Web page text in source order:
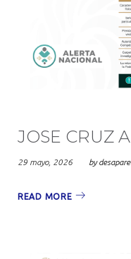
JOSE CRUZ
29 mayo, 2026 by
READ MORE